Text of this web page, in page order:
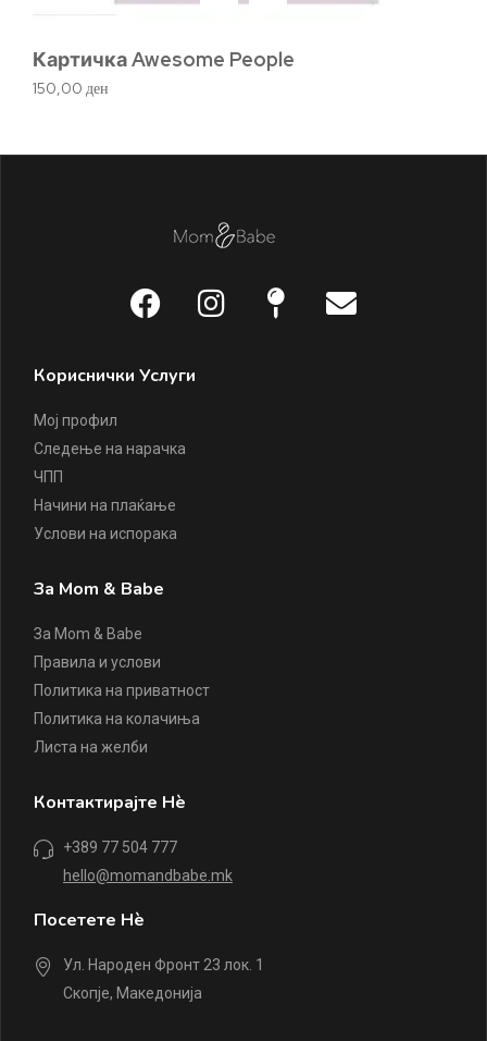
Картичка Awesome People
150,00 ден
Кориснички Услуги
Мој профил
Следење на нарачка
ЧПП
Начини на плаќање
Услови на испорака
За Mom & Babe
За Mom & Babe
Правила и услови
Политика на приватност
Политика на колачиња
Листа на желби
Контактирајте Нè
+389 77 504 777
hello@momandbabe.mk
Посетете Нè
Ул. Народен Фронт 23 лок. 1
Скопје, Македонија